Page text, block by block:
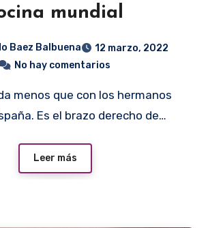
mundial
Baez Balbuena
12 marzo, 2022
No hay comentarios
Es el brazo derecho de…
Leer más